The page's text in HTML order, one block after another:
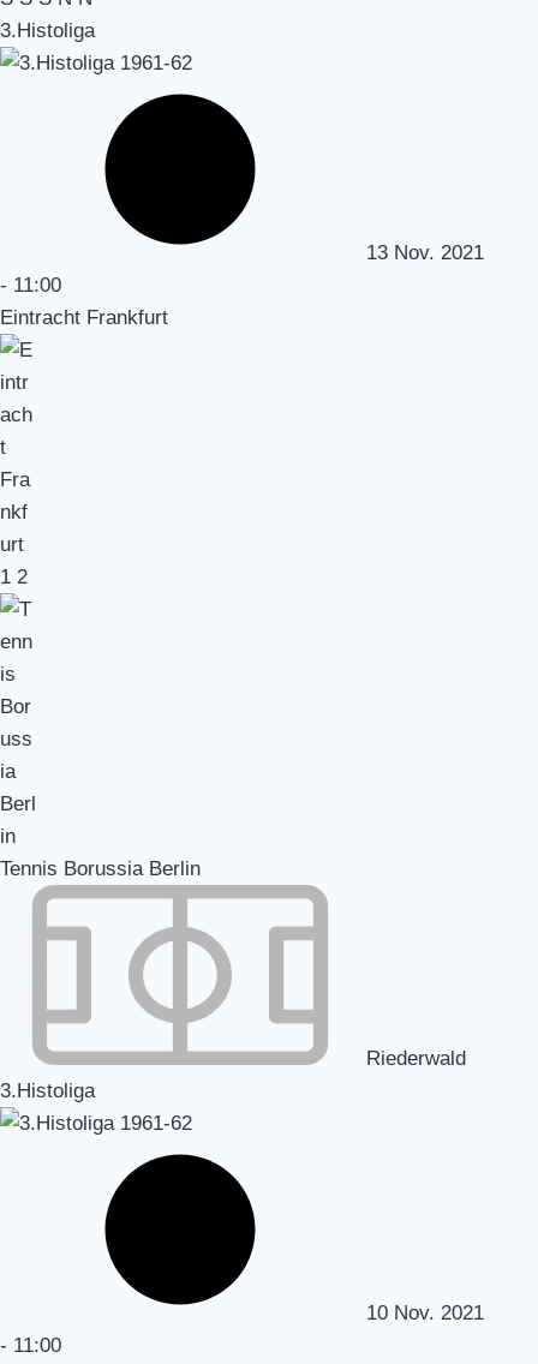
3.Histoliga
13 Nov. 2021
- 11:00
Eintracht Frankfurt
1 2
Tennis Borussia Berlin
Riederwald
3.Histoliga
10 Nov. 2021
- 11:00